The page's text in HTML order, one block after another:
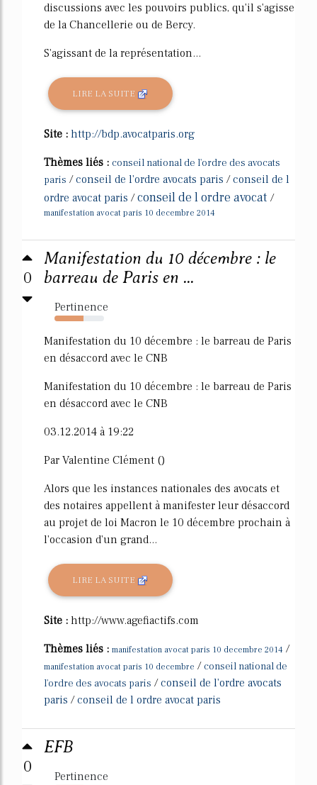
discussions avec les pouvoirs publics, qu'il s'agisse
de la Chancellerie ou de Bercy.
S'agissant de la représentation...
LIRE LA SUITE
Site : http://bdp.avocatparis.org
Thèmes liés : conseil national de l'ordre des avocats
paris /conseil de l'ordre avocats paris /conseil de l
ordre avocat paris /conseil de l ordre avocat /
manifestation avocat paris 10 decembre 2014
0
Manifestation du 10 décembre : le
barreau de Paris en ...
Pertinence
59%
Manifestation du 10 décembre : le barreau de Paris
en désaccord avec le CNB
Manifestation du 10 décembre : le barreau de Paris
en désaccord avec le CNB
03.12.2014 à 19:22
Par Valentine Clément ()
Alors que les instances nationales des avocats et
des notaires appellent à manifester leur désaccord
au projet de loi Macron le 10 décembre prochain à
l'occasion d'un grand...
LIRE LA SUITE
Site : http://www.agefiactifs.com
Thèmes liés : manifestation avocat paris 10 decembre 2014 /
manifestation avocat paris 10 decembre / conseil national de
l'ordre des avocats paris /conseil de l'ordre avocats
paris /conseil de l ordre avocat paris
0
EFB
Pertinence